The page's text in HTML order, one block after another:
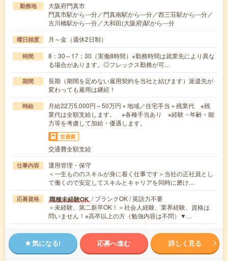
勤務地
大阪府門真市
門真市駅から---分／門真南駅から---分／西三荘駅から---分／
古川橋駅から---分／大和田(大阪府)駅から---分
曜日頻度 月～金（週休2日制）
時間
8：30～17：30（実働8時間）※勤務時間は就業先により異な
る場合があります。◎フレックス勤務が可…
期間
長期（期間を定めない雇用契約を当社と結びます）派遣先が
変わっても雇用は継続！
時給
月給22万5,000円～50万円＋地域／住宅手当＋残業代 ※残
業代は全額支給します。 ※各種手当あり ※経験・年齢・能
力等を考慮して加給・優遇します。
交通費
交通費全額支給
仕事内容
運用管理・保守
＜一生もののスキルが身に着く仕事です＞当社の正社員とし
て働くので安定してスキルとキャリアを同時に磨け…
応募資格 職種未経験OK / ブランクOK / 英語力不要
＜未経験、第二新卒OK！＞社会人経験、業界経験、資格は
問いません！※高卒以上の方（勉強内容は不問）▼…
気になる! 応募へ進む 詳しく見る